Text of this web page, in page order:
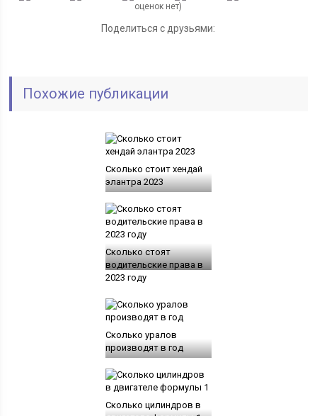
оценок нет)
Поделиться с друзьями:
Похожие публикации
Сколько стоит хендай
элантра 2023
Сколько стоят
водительские права в
2023 году
Сколько уралов
производят в год
Сколько цилиндров в